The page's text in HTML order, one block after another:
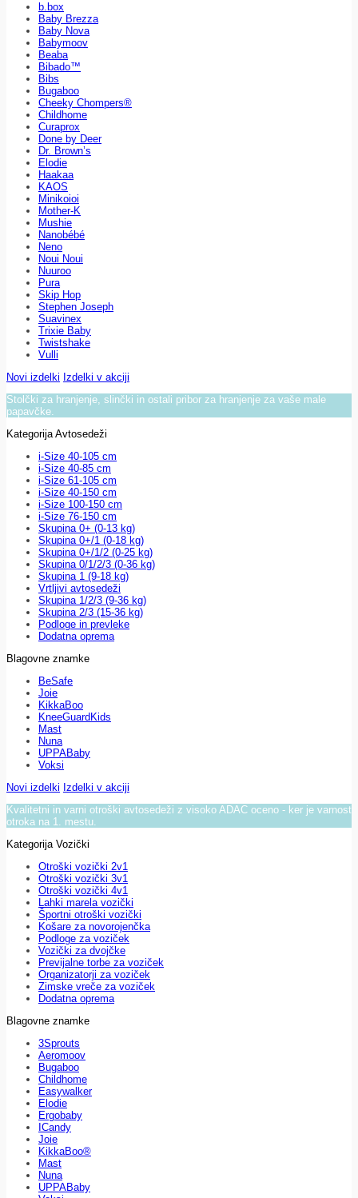
b.box
Baby Brezza
Baby Nova
Babymoov
Beaba
Bibado™
Bibs
Bugaboo
Cheeky Chompers®
Childhome
Curaprox
Done by Deer
Dr. Brown’s
Elodie
Haakaa
KAOS
Minikoioi
Mother-K
Mushie
Nanobébé
Neno
Noui Noui
Nuuroo
Pura
Skip Hop
Stephen Joseph
Suavinex
Trixie Baby
Twistshake
Vulli
Novi izdelki Izdelki v akciji
Stolčki za hranjenje, slinčki in ostali pribor za hranjenje za vaše male
papavčke.
Kategorija Avtosedeži
i-Size 40-105 cm
i-Size 40-85 cm
i-Size 61-105 cm
i-Size 40-150 cm
i-Size 100-150 cm
i-Size 76-150 cm
Skupina 0+ (0-13 kg)
Skupina 0+/1 (0-18 kg)
Skupina 0+/1/2 (0-25 kg)
Skupina 0/1/2/3 (0-36 kg)
Skupina 1 (9-18 kg)
Vrtljivi avtosedeži
Skupina 1/2/3 (9-36 kg)
Skupina 2/3 (15-36 kg)
Podloge in prevleke
Dodatna oprema
Blagovne znamke
BeSafe
Joie
KikkaBoo
KneeGuardKids
Mast
Nuna
UPPABaby
Voksi
Novi izdelki Izdelki v akciji
Kvalitetni in varni otroški avtosedeži z visoko ADAC oceno - ker je varnost
otroka na 1. mestu.
Kategorija Vozički
Otroški vozički 2v1
Otroški vozički 3v1
Otroški vozički 4v1
Lahki marela vozički
Športni otroški vozički
Košare za novorojenčka
Podloge za voziček
Vozički za dvojčke
Previjalne torbe za voziček
Organizatorji za voziček
Zimske vreče za voziček
Dodatna oprema
Blagovne znamke
3Sprouts
Aeromoov
Bugaboo
Childhome
Easywalker
Elodie
Ergobaby
ICandy
Joie
KikkaBoo®
Mast
Nuna
UPPABaby